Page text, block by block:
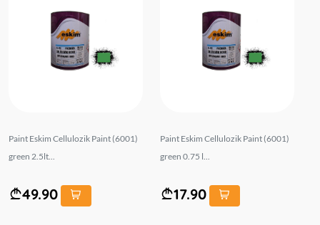
Paint Eskim Cellulozik Paint (6001)
green 2.5lt...
49.90
Paint Eskim Cellulozik Paint (6001)
green 0.75 l...
17.90